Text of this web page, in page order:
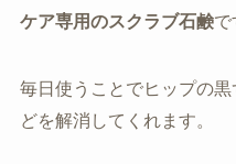
ケア専用のスクラブ石鹸で
毎日使うことでヒップの
どを解消してくれます。